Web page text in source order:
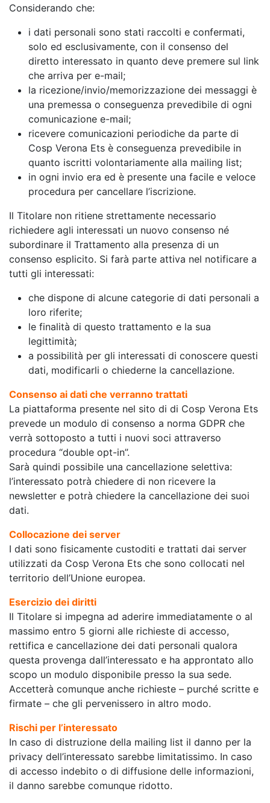
Considerando che:
i dati personali sono stati raccolti e confermati,
solo ed esclusivamente, con il consenso del
diretto interessato in quanto deve premere sul link
che arriva per e-mail;
la ricezione/invio/memorizzazione dei messaggi è
una premessa o conseguenza prevedibile di ogni
comunicazione e-mail;
ricevere comunicazioni periodiche da parte di
Cosp Verona Ets è conseguenza prevedibile in
quanto iscritti volontariamente alla mailing list;
in ogni invio era ed è presente una facile e veloce
procedura per cancellare l’iscrizione.
Il Titolare non ritiene strettamente necessario
richiedere agli interessati un nuovo consenso né
subordinare il Trattamento alla presenza di un
consenso esplicito. Si farà parte attiva nel notificare a
tutti gli interessati:
che dispone di alcune categorie di dati personali a
loro riferite;
le finalità di questo trattamento e la sua
legittimità;
a possibilità per gli interessati di conoscere questi
dati, modificarli o chiederne la cancellazione.
Consenso ai dati che verranno trattati
La piattaforma presente nel sito di di Cosp Verona Ets
prevede un modulo di consenso a norma GDPR che
verrà sottoposto a tutti i nuovi soci attraverso
procedura “double opt-in”.
Sarà quindi possibile una cancellazione selettiva:
l’interessato potrà chiedere di non ricevere la
newsletter e potrà chiedere la cancellazione dei suoi
dati.
Collocazione dei server
I dati sono fisicamente custoditi e trattati dai server
utilizzati da Cosp Verona Ets che sono collocati nel
territorio dell’Unione europea.
Esercizio dei diritti
Il Titolare si impegna ad aderire immediatamente o al
massimo entro 5 giorni alle richieste di accesso,
rettifica e cancellazione dei dati personali qualora
questa provenga dall’interessato e ha approntato allo
scopo un modulo disponibile presso la sua sede.
Accetterà comunque anche richieste – purché scritte e
firmate – che gli pervenissero in altro modo.
Rischi per l’interessato
In caso di distruzione della mailing list il danno per la
privacy dell’interessato sarebbe limitatissimo. In caso
di accesso indebito o di diffusione delle informazioni,
il danno sarebbe comunque ridotto.